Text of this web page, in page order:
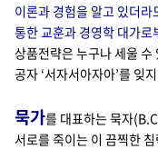
이론과 경험을 알고 있더
통한 교훈과 경영학 대가로
상품전략은 누구나 세울 수
공자 ‘서자서아자아’를 잊
묵가를 대표하는 묵자
서로를 죽이는 이 끔찍한